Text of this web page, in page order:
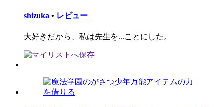
shizuka • レビュー
大好きだから、私は先生を...ことにした。